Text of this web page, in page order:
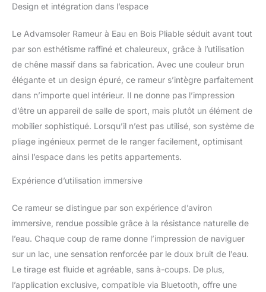
d'aviron naturel avec des mouvements
basculement et le siège ergonomique
assurent confort et sécurité. 6 repères de
niveau d'eau permettent d'ajuster la
résistance 【Application Smart KINOMAP】
Suivez vos performances avec des
moniteurs professionnels et la connectivité
Bluetooth pour l'analyse de données.
Parcourez des paysages virtuels variés (lacs
paisibles, rivières tumultueuses). L'écran LCD
affiche temps, distance, coups/min, total de
coups et calories brûlées 【Équipement
équivalent à 60 minutes de course à pied.
muscles, améliorant endurance, système
cardiovasculaire et silhouette. Conçu pour
protéger les articulations, adapté à tous
âges. Alternative économique aux salles de
sport 【Rameur Pliable Ludique et Pratique】
Montage rapide, design pliable à 180° pour
gain de place. Esthétique bois chêne
Design et intégration dans l’espace
Le Advamsoler Rameur à Eau en Bois Pliable séduit avant tout
par son esthétisme raffiné et chaleureux, grâce à l’utilisation
de chêne massif dans sa fabrication. Avec une couleur brun
élégante et un design épuré, ce rameur s’intègre parfaitement
dans n’importe quel intérieur. Il ne donne pas l’impression
d’être un appareil de salle de sport, mais plutôt un élément de
mobilier sophistiqué. Lorsqu’il n’est pas utilisé, son système de
pliage ingénieux permet de le ranger facilement, optimisant
ainsi l’espace dans les petits appartements.
Expérience d’utilisation immersive
Ce rameur se distingue par son expérience d’aviron
immersive, rendue possible grâce à la résistance naturelle de
l’eau. Chaque coup de rame donne l’impression de naviguer
sur un lac, une sensation renforcée par le doux bruit de l’eau.
Le tirage est fluide et agréable, sans à-coups. De plus,
l’application exclusive, compatible via Bluetooth, offre une